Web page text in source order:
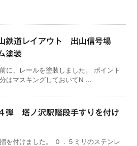
鉄道レイアウト 出山信号場
塗装
に、レールを塗装しました。 ポイント
はマスキングしておいてN ...
弾 塔ノ沢駅階段手すりを付け
を付けました。 ０．５ミリのステンレ